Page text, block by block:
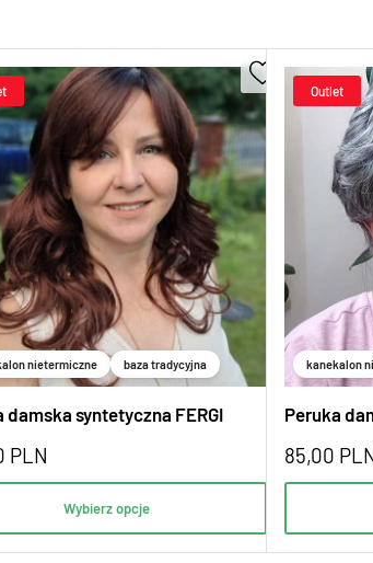
nietermiczne baza tradycyjna
damska syntetyczna FERGI
PLN
Wybierz opcje
kanekalon
Peruka
85,00